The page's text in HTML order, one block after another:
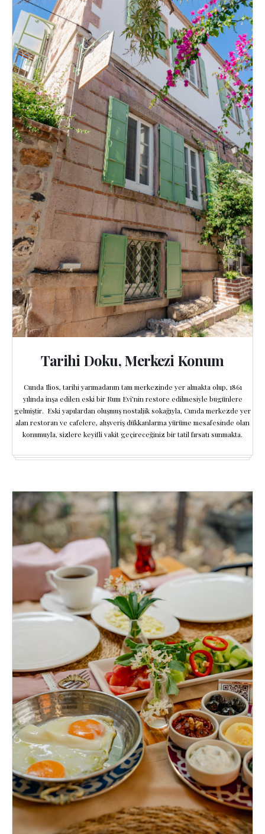
Tarihi Doku, Merkezi Konum
Cunda Ilios, tarihi yarımadanın tam merkezinde yer almakta olup, 1861
yılında inşa edilen eski bir Rum Evi’nin restore edilmesiyle bugünlere
gelmiştir. Eski yapılardan oluşmuş nostaljik sokağıyla, Cunda merkezde yer
alan restoran ve cafelere, alışveriş dükkanlarına yürüme mesafesinde olan
konumuyla, sizlere keyifli vakit geçireceğiniz bir tatil fırsatı sunmakta.